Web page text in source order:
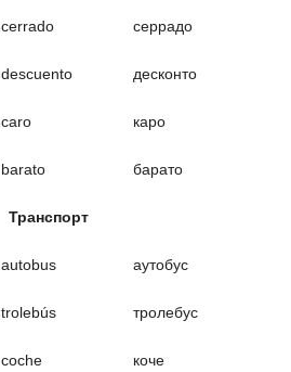
cerrado серрадо
descuento десконто
caro каро
barato барато
Транспорт
autobus аутобус
trolebús тролебус
coche коче